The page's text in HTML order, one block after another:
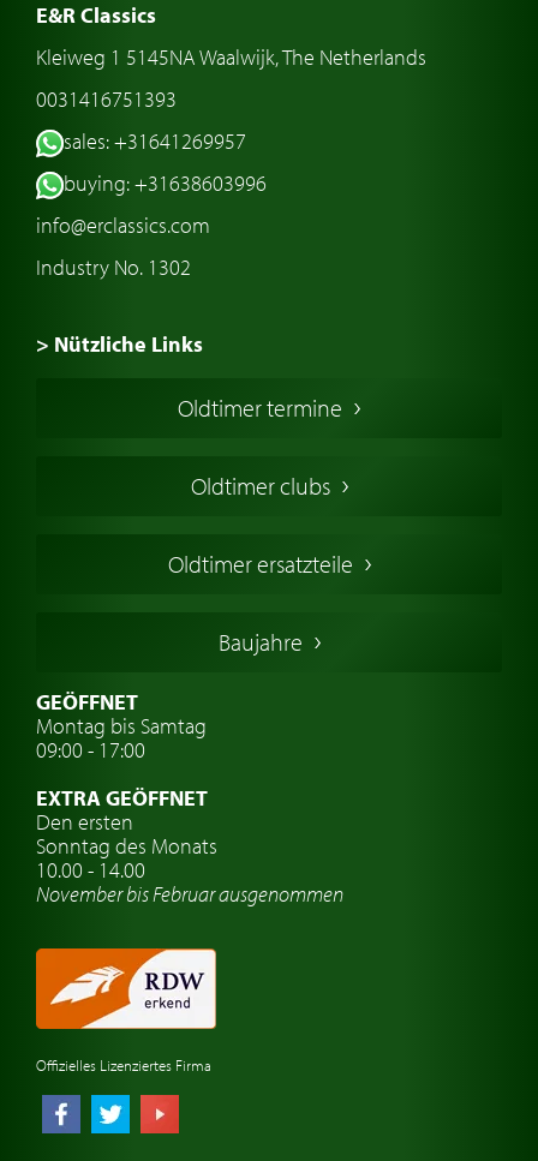
E&R Classics
Kleiweg 1 5145NA Waalwijk, The Netherlands
0031416751393
sales: +31641269957
buying: +31638603996
info@erclassics.com
Industry No. 1302
> Nützliche Links
Oldtimers in Europa
Englische Oldtimer
Deutsche Oldtimer
Schwedische Oldtimer
Oldtimer mit h-kennzeichen
Auto Oldtimer Markt
Oldtimer-Versicherung
Oldtimer-Clubs
Oldtimer-Reisen
Automarken uhren
Oldtimer termine
Oldtimer clubs
Oldtimer ersatzteile
Baujahre
GEÖFFNET
Montag bis Samtag
09:00 - 17:00
EXTRA GEÖFFNET
Den ersten
Sonntag des Monats
10.00 - 14.00
November bis Februar ausgenommen
Offizielles Lizenziertes Firma